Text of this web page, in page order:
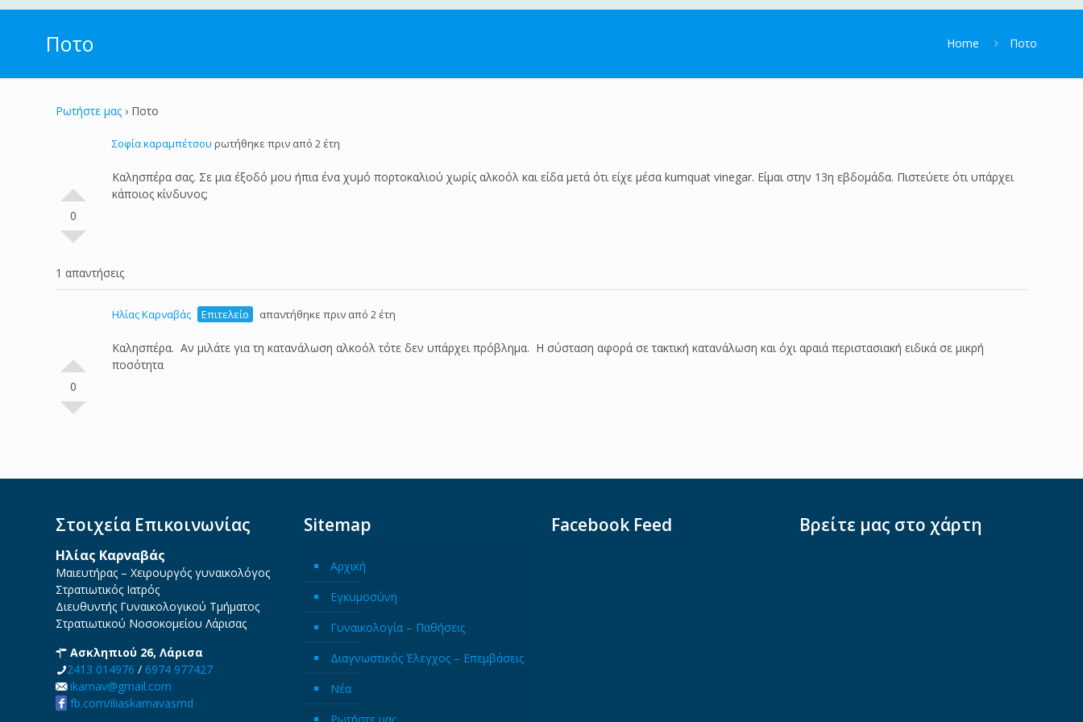
Ποτο Home Ποτο
Ρωτήστε μας › Ποτο
0
Σοφία καραμπέτσου ρωτήθηκε πριν από 2 έτη
Καλησπέρα σας. Σε μια έξοδό μου ήπια ένα χυμό πορτοκαλιού χωρίς αλκοόλ και είδα μετά ότι είχε μέσα kumquat vinegar. Είμαι στην 13η εβδομάδα. Πιστεύετε ότι υπάρχει
κάποιος κίνδυνος;
1 απαντήσεις
0
Ηλίας Καρναβάς Επιτελείο απαντήθηκε πριν από 2 έτη
Καλησπέρα. Αν μιλάτε για τη κατανάλωση αλκοόλ τότε δεν υπάρχει πρόβλημα. Η σύσταση αφορά σε τακτική κατανάλωση και όχι αραιά περιστασιακή ειδικά σε μικρή
ποσότητα
Στοιχεία Επικοινωνίας
Ηλίας Καρναβάς
Μαιευτήρας – Χειρουργός γυναικολόγος
Στρατιωτικός Ιατρός
Διευθυντής Γυναικολογικού Τμήματος
Στρατιωτικού Νοσοκομείου Λάρισας
Ασκληπιού 26, Λάρισα
2413 014976 / 6974 977427
ikarnav@gmail.com
fb.com/iliaskarnavasmd
Sitemap
Αρχική
Εγκυμοσύνη
Γυναικολογία – Παθήσεις
Διαγνωστικός Έλεγχος – Επεμβάσεις
Νέα
Facebook Feed Βρείτε μας στο χάρτη